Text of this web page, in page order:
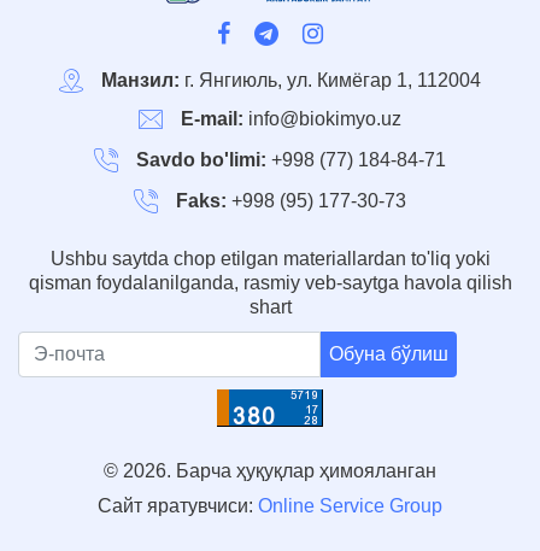
Манзил: г. Янгиюль, ул. Кимёгар 1, 112004
E-mail: info@biokimyo.uz
Savdo bo'limi: +998 (77) 184-84-71
Faks: +998 (95) 177-30-73
Ushbu saytda chop etilgan materiallardan to'liq yoki
qisman foydalanilganda, rasmiy veb-saytga havola qilish
shart
Обуна бўлиш
© 2026. Барча ҳуқуқлар ҳимояланган
Сайт яратувчиси: Online Service Group